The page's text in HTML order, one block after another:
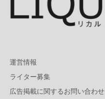
運営情報
ライター募集
広告掲載に関するお問い合わせ